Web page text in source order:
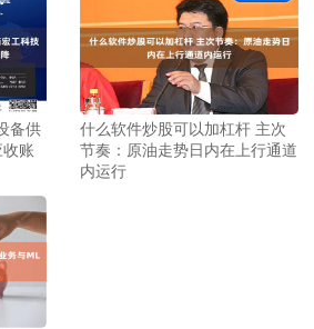
备供
账
什么软件炒股可以加杠杆 主次
节奏：原油走势日内在上行通道
内运行